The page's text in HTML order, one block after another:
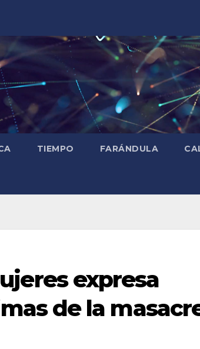
TIEMPO FARÁNDULA
expresa
de la